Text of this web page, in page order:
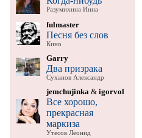
Разумихина Инна
fulmaster
Песня без слов
Кино
Garry
Два призрака
Суханов Александр
jemchujinka & igorvol
Все хорошо,
прекрасная
маркиза
Утесов Леонид